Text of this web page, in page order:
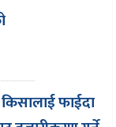
फाईदा